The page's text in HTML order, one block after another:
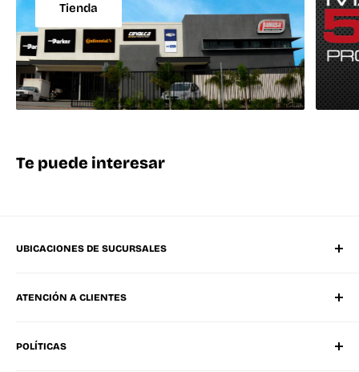
Tienda
Te puede interesar
UBICACIONES DE SUCURSALES
Mérida Sucursal Oriente
Ciudad Del Carmen, Campeche
ATENCIÓN A CLIENTES
Tel. Oficinas Mérida
POLÍTICAS